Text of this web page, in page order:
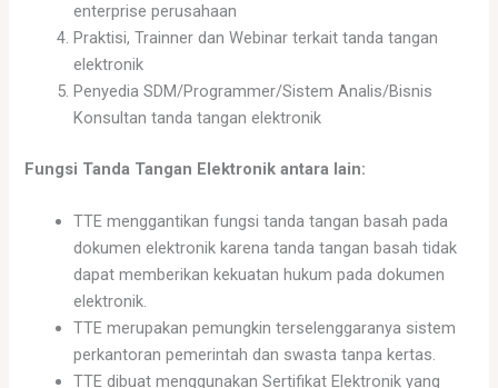
enterprise perusahaan
Praktisi, Trainner dan Webinar terkait tanda tangan
elektronik
Penyedia SDM/Programmer/Sistem Analis/Bisnis
Konsultan tanda tangan elektronik
Fungsi Tanda Tangan Elektronik antara lain:
TTE menggantikan fungsi tanda tangan basah pada
dokumen elektronik karena tanda tangan basah tidak
dapat memberikan kekuatan hukum pada dokumen
elektronik.
TTE merupakan pemungkin terselenggaranya sistem
perkantoran pemerintah dan swasta tanpa kertas.
TTE dibuat menggunakan Sertifikat Elektronik yang